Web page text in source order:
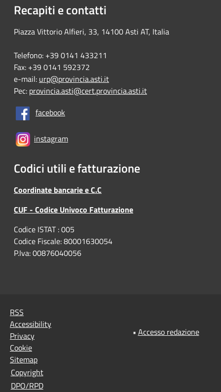
Recapiti e contatti
Piazza Vittorio Alfieri, 33, 14100 Asti AT, Italia
Telefono: +39 0141 433211
Fax: +39 0141 592372
e-mail: urp@provincia.asti.it
Pec: provincia.asti@cert.provincia.asti.it
facebook
instagram
Codici utili e fatturazione
Coordinate bancarie e C.C
CUF - Codice Univoco Fatturazione
Codice ISTAT : 005
Codice Fiscale: 80001630054
P.Iva: 00876040056
RSS
Accessibility
Privacy
Cookie
Sitemap
Copyright
DPO/RPD
• Accesso redazione